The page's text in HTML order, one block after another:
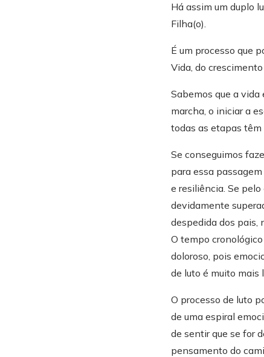
Há assim um duplo
Filha(o).
É um processo que
Vida, do
Sabemos que a
marcha, o iniciar a
todas as etapas têm
Se conseguimos
para essa
e resiliência. Se
devidamente
despedida dos pais,
O tempo
doloroso, pois
de luto é muito mais
O processo de luto
de uma espiral
de sentir que se for
pensamento do
cidade onde
seguidamente
trabalhando
Regressei a
mãe, trabalhei
viagens.
seguir”.
Desde miúda
facilidade as
comentavam que
Com todas estas
as pessoas e
Comecei a
Encontrei o
completa e com
o sentimento de